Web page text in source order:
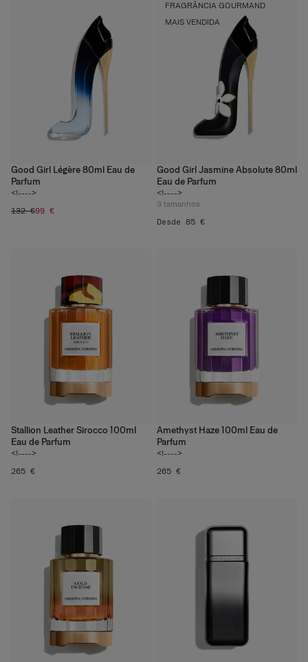
Good Girl Légère 80ml Eau de
Parfum
<!---->
132 €99 €
FRAGRÂNCIA GOURMAND
MAIS VENDIDA
Good Girl Jasmine Absolute 80ml
Eau de Parfum
<!---->
3 tamanhos
Desde 85 €
Stallion Leather Sirocco 100ml
Eau de Parfum
<!---->
265 €
Amethyst Haze 100ml Eau de
Parfum
<!---->
265 €